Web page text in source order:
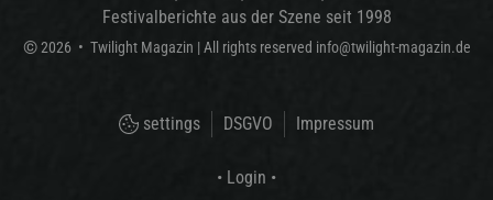
Festivalberichte aus der Szene seit 1998
© 2026 • Twilight Magazin | All rights reserved info@twilight-magazin.de
settings DSGVO Impressum
• Login •